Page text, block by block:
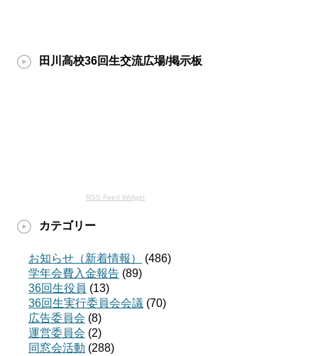
田川高校36回生交流広場/掲示板
RSS Feed Widget
カテゴリー
お知らせ（新着情報）
(486)
学年会費入金報告 (89)
36回生役員 (13)
36回生実行委員会会議 (70)
広告委員会 (8)
運営委員会 (2)
同窓会活動 (288)